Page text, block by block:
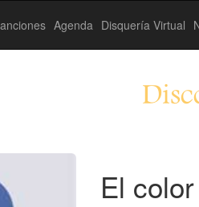
Agenda Disquería Virtual
El